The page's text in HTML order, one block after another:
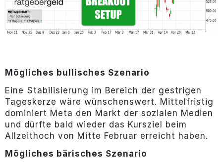
Mögliches bullisches Szenario
Eine Stabilisierung im Bereich der gestrigen
Tageskerze wäre wünschenswert. Mittelfristig
dominiert Meta den Markt der sozialen Medien
und dürfte bald wieder das Kursziel beim
Allzeithoch von Mitte Februar erreicht haben.
Mögliches bärisches Szenario